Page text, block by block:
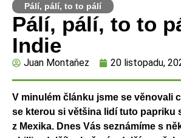
Pálí, pálí, to to pálí
Pálí, pálí, to to
Indie
Juan Montaňez 20 listopadu,
V minulém článku jsme se věnovali
se kterou si většina lidí tuto papriku
z Mexika. Dnes Vás seznámíme s